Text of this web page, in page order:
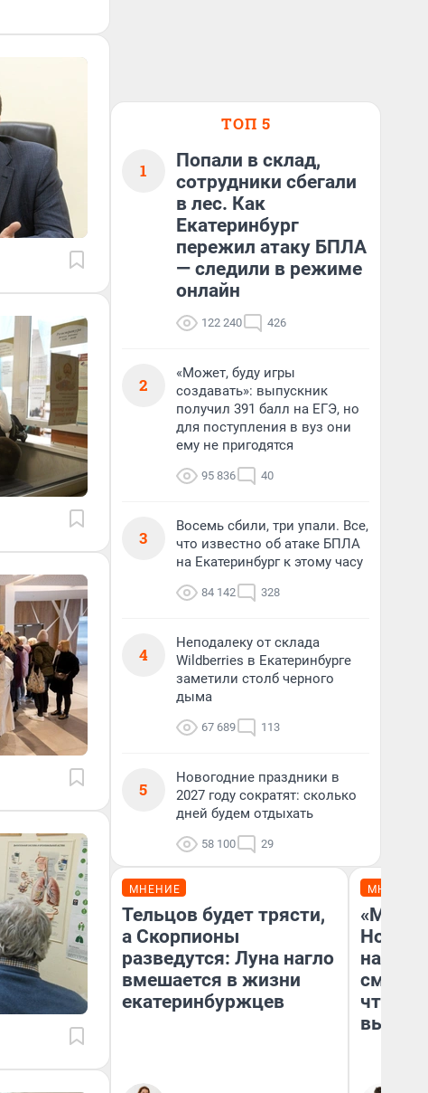
ТОП 5
1
Попали в склад,
сотрудники сбегали
в лес. Как
Екатеринбург
пережил атаку БПЛА
— следили в режиме
онлайн
122 240 426
2
«Может, буду игры
создавать»: выпускник
получил 391 балл на ЕГЭ, но
для поступления в вуз они
ему не пригодятся
95 836 40
3
Восемь сбили, три упали. Все,
что известно об атаке БПЛА
на Екатеринбург к этому часу
84 142 328
4
Неподалеку от склада
Wildberries в Екатеринбурге
заметили столб черного
дыма
67 689 113
5
Новогодние праздники в
2027 году сократят: сколько
дней будем отдыхать
58 100 29
МНЕНИЕ
Тельцов будет трясти,
а Скорпионы
разведутся: Луна нагло
вмешается в жизни
екатеринбуржцев
МНЕНИЕ
«Мы
чтобы